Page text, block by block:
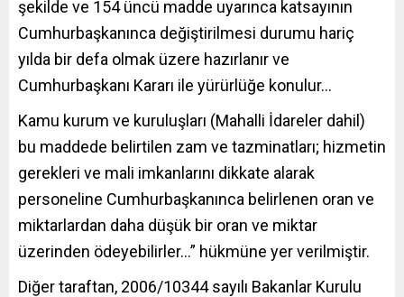
şekilde ve 154 üncü madde uyarınca katsayının
Cumhurbaşkanınca değiştirilmesi durumu hariç
yılda bir defa olmak üzere hazırlanır ve
Cumhurbaşkanı Kararı ile yürürlüğe konulur…
Kamu kurum ve kuruluşları (Mahalli İdareler dahil)
bu maddede belirtilen zam ve tazminatları; hizmetin
gerekleri ve mali imkanlarını dikkate alarak
personeline Cumhurbaşkanınca belirlenen oran ve
miktarlardan daha düşük bir oran ve miktar
üzerinden ödeyebilirler…” hükmüne yer verilmiştir.
Diğer taraftan, 2006/10344 sayılı Bakanlar Kurulu